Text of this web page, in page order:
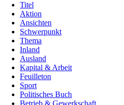
Titel
Aktion
Ansichten
Schwerpunkt
Thema
Inland
Ausland
Kapital & Arbeit
Feuilleton
Sport
Politisches Buch
Betrieb & Gewerkschaft